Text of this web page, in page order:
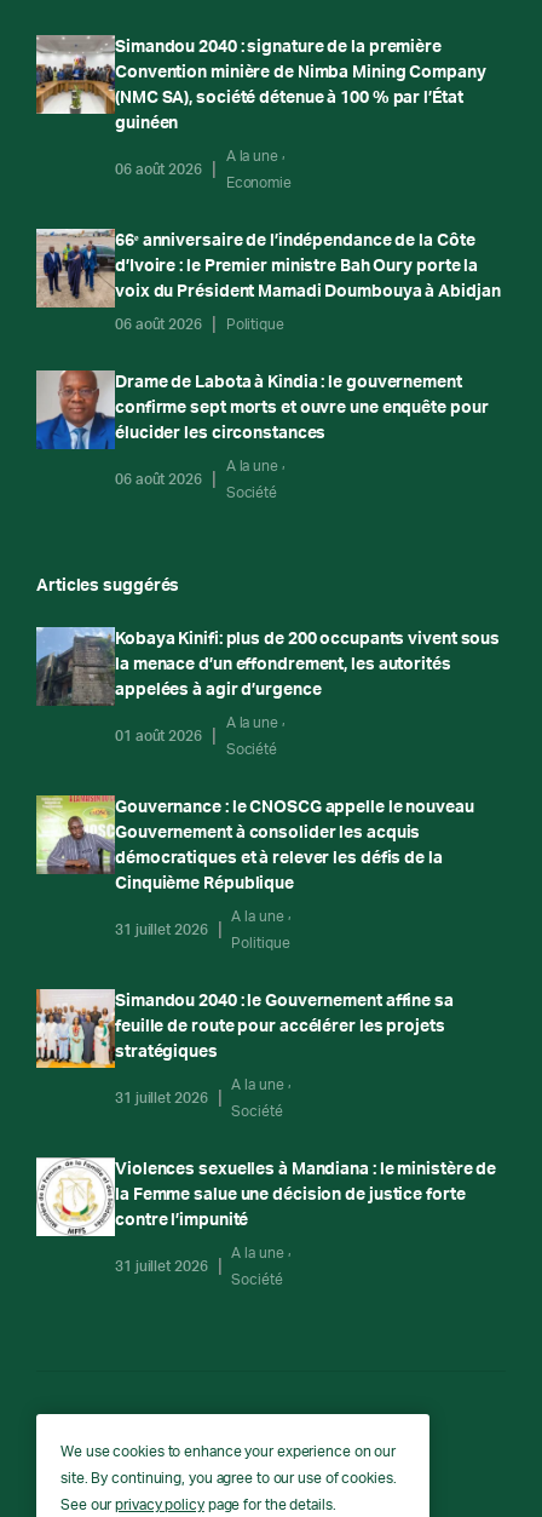
Simandou 2040 : signature de la première
Convention minière de Nimba Mining Company
(NMC SA), société détenue à 100 % par l’État
guinéen
06 août 2026
A la une
Economie
66ᵉ anniversaire de l’indépendance de la Côte
d’Ivoire : le Premier ministre Bah Oury porte la
voix du Président Mamadi Doumbouya à Abidjan
06 août 2026 Politique
Drame de Labota à Kindia : le gouvernement
confirme sept morts et ouvre une enquête pour
élucider les circonstances
06 août 2026
A la une
Société
Articles suggérés
Kobaya Kinifi: plus de 200 occupants vivent sous
la menace d’un effondrement, les autorités
appelées à agir d’urgence
01 août 2026
A la une
Société
Gouvernance : le CNOSCG appelle le nouveau
Gouvernement à consolider les acquis
démocratiques et à relever les défis de la
Cinquième République
31 juillet 2026
A la une
Politique
Simandou 2040 : le Gouvernement affine sa
feuille de route pour accélérer les projets
stratégiques
31 juillet 2026
A la une
Société
Violences sexuelles à Mandiana : le ministère de
la Femme salue une décision de justice forte
contre l’impunité
31 juillet 2026
A la une
Société
RTG
RTG © Copyright 2026 - All rights reserved.
We use cookies to enhance your experience on our
site. By continuing, you agree to our use of cookies.
See ourprivacy policypage for the details.